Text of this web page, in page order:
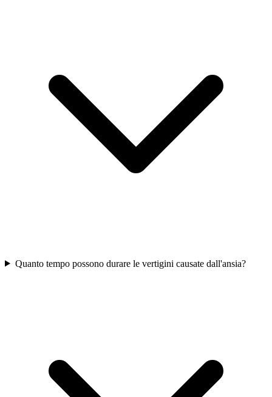
Quanto tempo possono durare le vertigini causate dall'ansia?